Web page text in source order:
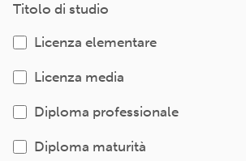
Titolo di studio
Licenza elementare
Licenza media
Diploma professionale
Diploma maturità